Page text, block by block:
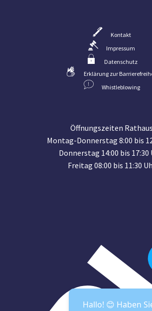
Kontakt
Impressum
Datenschutz
Erklärung zur
Whistleblowing
Öffnungszeiten Rathaus
Montag-Donnerstag 8:00 bis
Donnerstag 14:00 bis 17:30
Freitag 08:00 bis 11:30
Hallo! 😊 Haben